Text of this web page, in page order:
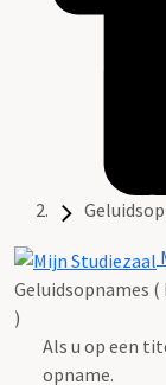
Geluidsopnames
)
Als u op een
opname.